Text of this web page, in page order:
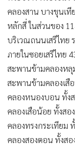
คลองสาน บางขุนเ
หลักสี่ ในส่วนของ
บริเวณถนนเสรีไทย
ภายในซอยเสรีไทย
สะพานข้ามคลองหลุ
สะพานข้ามคลองเสื
คลองหนองบอน ทั้ง
คลองเสือน้อย ทั้งส
คลองทรงกระเทียม
คลองสองตอน ทั้งส